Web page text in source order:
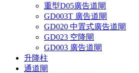
重型D05廣告道閘
GD003T 廣告道閘
GD020 中置式廣告道閘
GD023 空降閘
GD003 廣告道閘
升降柱
通道閘